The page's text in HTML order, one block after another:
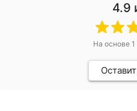
4.9
На основе 1